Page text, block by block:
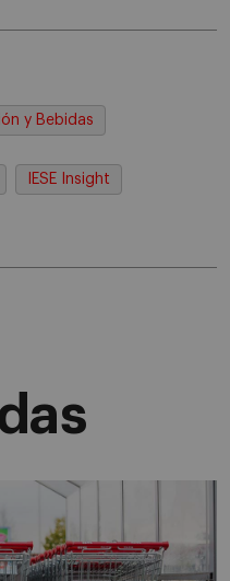
y Bebidas
IESE Insight